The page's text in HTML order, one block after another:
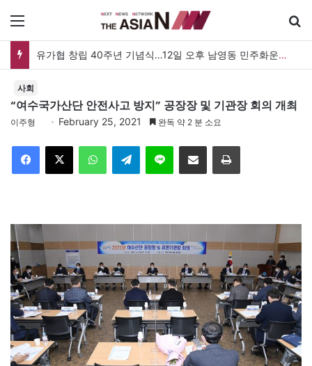
유가협 창립 40주년 기념식…12일 오후 남영동 민주화운동기념관
사회
“여수국가산단 안전사고 방지” 공장장 및 기관장 회의 개최
이주형 February 25, 2021 완독 약 2 분 소요
Telegram 이메일